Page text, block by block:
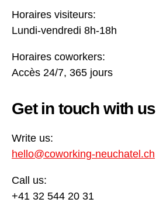
Horaires visiteurs:
Lundi-vendredi 8h-18h
Horaires coworkers:
Accès 24/7, 365 jours
Get in touch with us
Write us:
hello@coworking-neuchatel.ch
Call us:
+41 32 544 20 31